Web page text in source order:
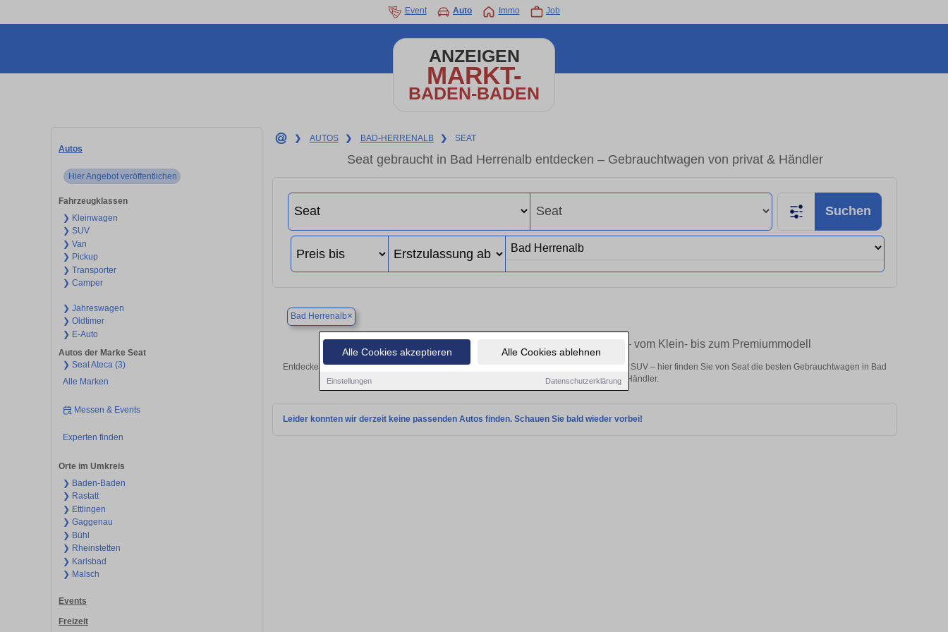
Alle Cookies akzeptieren Alle Cookies ablehnen
Einstellungen Datenschutzerklärung
Event Auto Immo Job
ANZEIGEN
MARKT-
BADEN-BADEN
Autos
Hier Angebot veröffentlichen
Fahrzeugklassen
❯ Kleinwagen
❯ SUV
❯ Van
❯ Pickup
❯ Transporter
❯ Camper
❯ Jahreswagen
❯ Oldtimer
❯ E-Auto
Autos der Marke Seat
❯ Seat Ateca (3)
Alle Marken
Messen & Events
Experten finden
Orte im Umkreis
❯ Baden-Baden
❯ Rastatt
❯ Ettlingen
❯ Gaggenau
❯ Bühl
❯ Rheinstetten
❯ Karlsbad
❯ Malsch
Events
Freizeit
❯ AUTOS ❯ BAD-HERRENALB ❯ SEAT
Seat gebraucht in Bad Herrenalb entdecken – Gebrauchtwagen von privat & Händler
Suchen
Bad Herrenalb×
Finden Sie in Bad Herrenalb Ihren gebrauchten Seat – vom Klein- bis zum Premiummodell
Entdecken Sie in Bad Herrenalb gebrauchte Seat Fahrzeuge. Von Kleinwagen bis hin zum SUV – hier finden Sie von Seat die besten Gebrauchtwagen in Bad
Herrenalb von privat und vom Händler.
Leider konnten wir derzeit keine passenden Autos finden. Schauen Sie bald wieder vorbei!